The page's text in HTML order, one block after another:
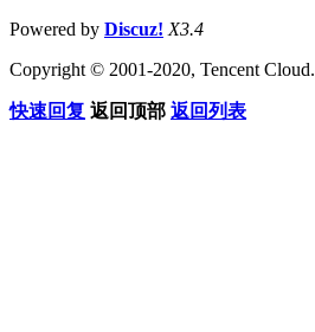
Powered by Discuz! X3.4
Copyright © 2001-2020, Tencent Cloud.
快速回复 返回顶部 返回列表